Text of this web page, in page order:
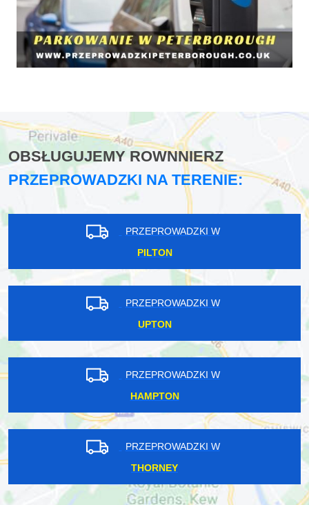
OBSŁUGUJEMY ROWNNIERZ
PRZEPROWADZKI NA TERENIE:
PRZEPROWADZKI W
PILTON
PRZEPROWADZKI W
UPTON
PRZEPROWADZKI W
HAMPTON
PRZEPROWADZKI W
THORNEY